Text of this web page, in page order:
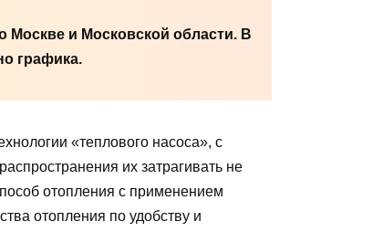
Москве и Московской области. В
графика.
«теплового насоса», с
их затрагивать не
отопления с применением
отопления по удобству и